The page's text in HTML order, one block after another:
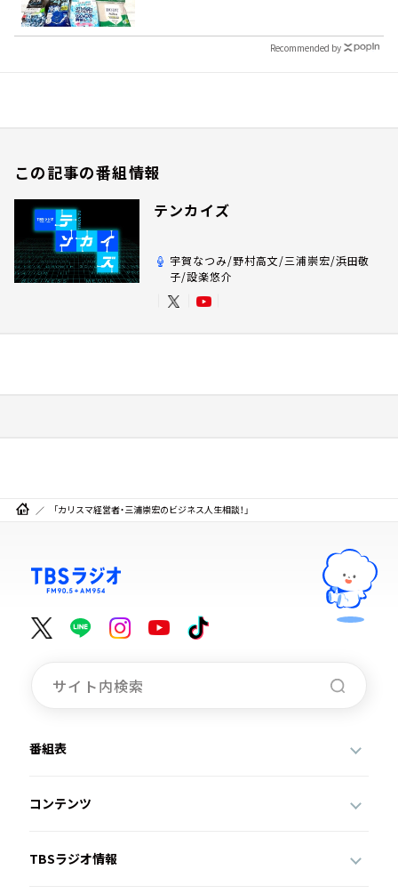
Recommended by
この記事の番組情報
テンカイズ
宇賀なつみ/野村高文/三浦崇宏/浜田敬
子/設楽悠介
「カリスマ経営者・三浦崇宏のビジネス人生相談！」
番組表
コンテンツ
TBSラジオ情報